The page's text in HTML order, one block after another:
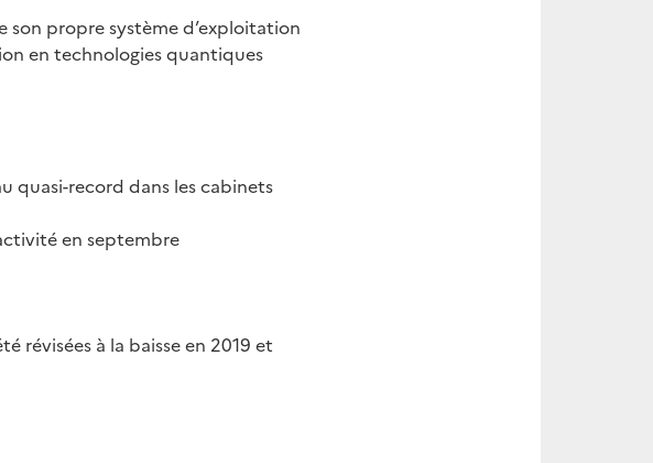
propre système d’exploitation
en technologies quantiques
quasi-record dans les cabinets
en septembre
révisées à la baisse en 2019 et